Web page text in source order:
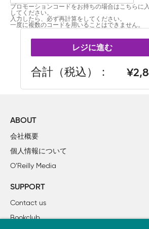
プロモーションコードをお持ちの場合はこちらに
してください。
入力したら、必ず再計算をしてください。
一度に複数のコードを用いることはできません。
レジに進む
合計（税込）
ABOUT
会社概要
個人情報について
O’Reilly Media
SUPPORT
Contact us
Bookclub